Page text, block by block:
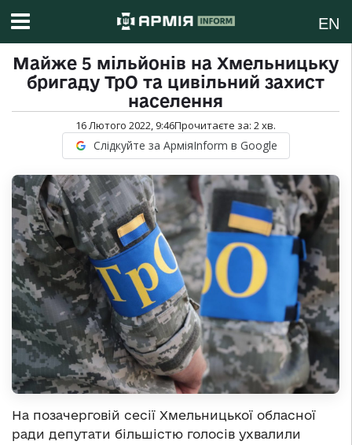
EN
Майже 5 мільйонів на Хмельницьку
бригаду ТрО та цивільний захист
населення
16 Лютого 2022, 9:46Прочитаєте за: 2хв.
Слідкуйте за АрміяInform в Google
На позачерговій сесії Хмельницької обласної
ради депутати більшістю голосів ухвалили